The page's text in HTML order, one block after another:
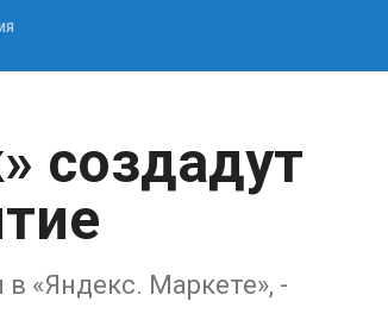
создадут
«Яндекс. Маркете», -